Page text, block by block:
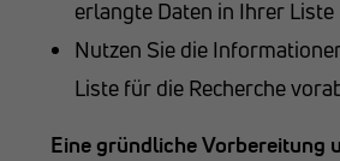
erlangte Daten in Ihrer Liste
Nutzen Sie die
Liste für die Recherche
Eine gründliche Vorbereitung